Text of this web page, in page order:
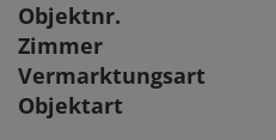
Objektnr.
Zimmer
Vermarktungsart
Objektart